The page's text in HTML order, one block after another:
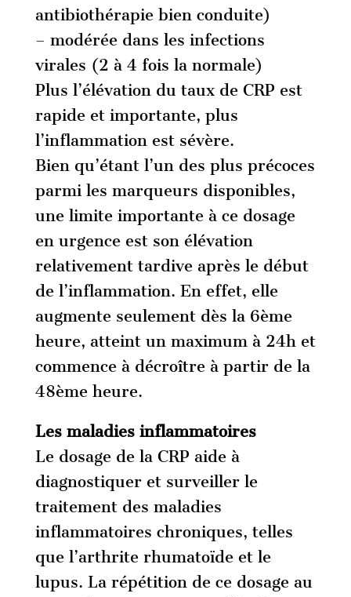
antibiothérapie bien conduite)
– modérée dans les infections
virales (2 à 4 fois la normale)
Plus l’élévation du taux de CRP est
rapide et importante, plus
l’inflammation est sévère.
Bien qu’étant l’un des plus précoces
parmi les marqueurs disponibles,
une limite importante à ce dosage
en urgence est son élévation
relativement tardive après le début
de l’inflammation. En effet, elle
augmente seulement dès la 6ème
heure, atteint un maximum à 24h et
commence à décroître à partir de la
48ème heure.
Les maladies inflammatoires
Le dosage de la CRP aide à
diagnostiquer et surveiller le
traitement des maladies
inflammatoires chroniques, telles
que l’arthrite rhumatoïde et le
lupus. La répétition de ce dosage au